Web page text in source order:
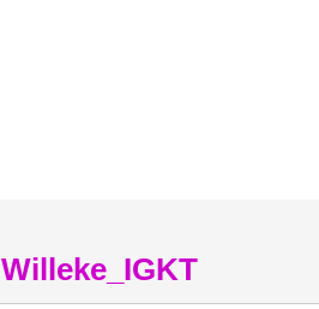
Willeke_IGKT